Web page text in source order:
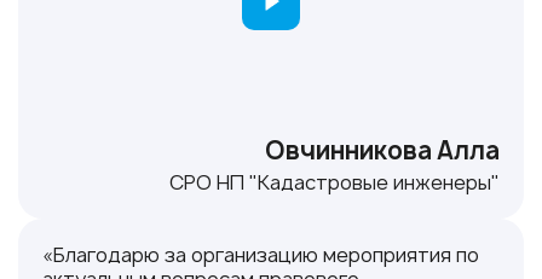
Овчинникова Алла
СРО НП "Кадастровые инженеры"
«Благодарю за организацию мероприятия по